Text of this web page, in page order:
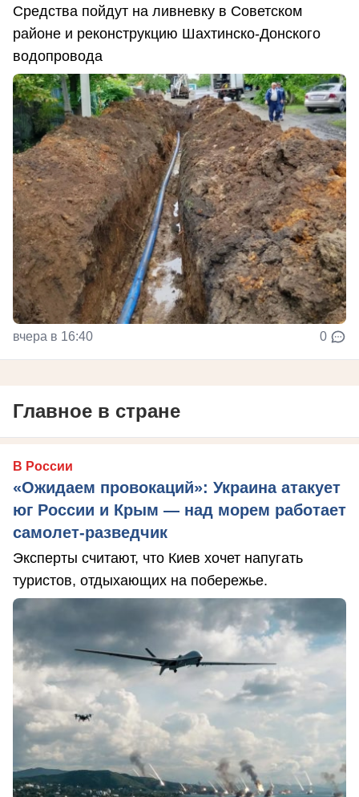
Средства пойдут на ливневку в Советском
районе и реконструкцию Шахтинско-Донского
водопровода
вчера в 16:40 0
Главное в стране
В России
«Ожидаем провокаций»: Украина атакует
юг России и Крым — над морем работает
самолет-разведчик
Эксперты считают, что Киев хочет напугать
туристов, отдыхающих на побережье.